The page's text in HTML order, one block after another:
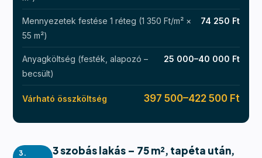
Mennyezetek festése 1 réteg (1 350 Ft/m² ×
55 m²)
74 250 Ft
Anyagköltség (festék, alapozó –
becsült)
25 000–40 000 Ft
Várható összköltség 397 500–422 500 Ft
3.
3 szobás lakás – 75 m², tapéta után,